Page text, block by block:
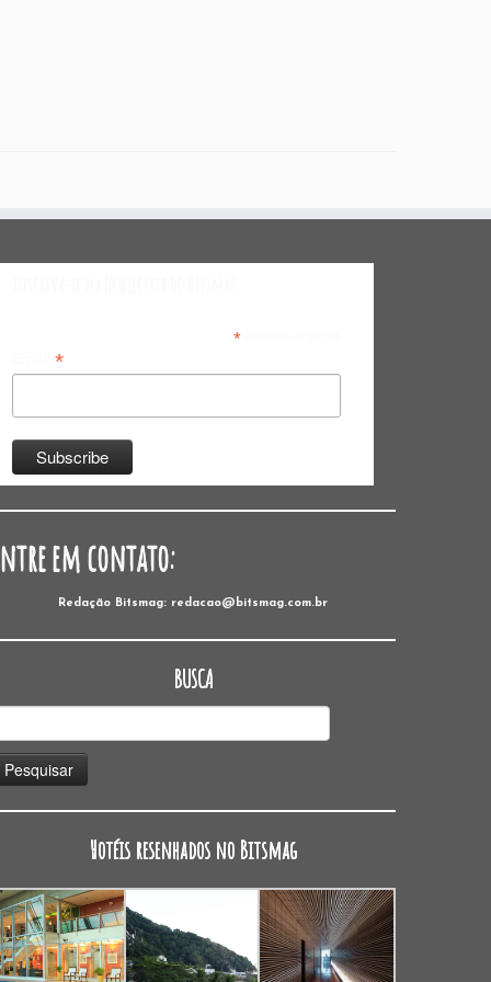
*indicates required
*
em contato:
Redação Bitsmag: redacao@bitsmag.com.br
BUSCA
Hotéis resenhados no Bitsmag